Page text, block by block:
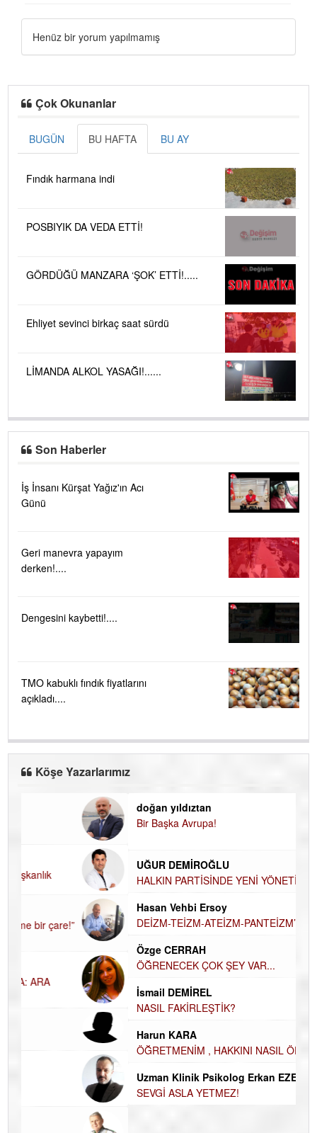
Henüz bir yorum yapılmamış
Çok Okunanlar
BUGÜN BU HAFTA BU AY
Fındık harmana indi
POSBIYIK DA VEDA ETTİ!
GÖRDÜĞÜ MANZARA ‘ŞOK’ ETTİ!.....
Ehliyet sevinci birkaç saat sürdü
LİMANDA ALKOL YASAĞI!......
Son Haberler
İş İnsanı Kürşat Yağız'ın Acı
Günü
Geri manevra yapayım
derken!....
Dengesini kaybetti!....
TMO kabuklı fındık fiyatlarını
açıkladı....
Köşe Yazarlarımız
doğan yıldıztan
Bir Başka Avrupa!
UĞUR DEMİROĞLU
HALKIN PARTİSİNDE YENİ YÖNETİM
Hasan Vehbi Ersoy
DEİZM-TEİZM-ATEİZM-PANTEİZM’E BAKIŞ
Özge CERRAH
ÖĞRENECEK ÇOK ŞEY VAR...
İsmail DEMİREL
NASIL FAKİRLEŞTİK?
Harun KARA
ÖĞRETMENİM , HAKKINI NASIL ÖDERİM !
Uzman Klinik Psikolog Erkan EZERÇE
SEVGİ ASLA YETMEZ!